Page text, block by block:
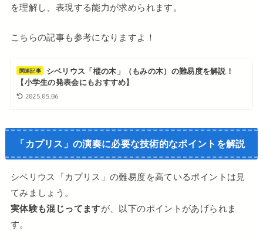
を理解し、表現する能力が求められます。
こちらの記事も参考になりますよ！
関連記事
シベリウス「樅の木」（もみの木）の難易度を解説！
【小学生の発表会にもおすすめ】
2025.05.06
「カプリス」の演奏に必要な技術的なポイントを解説
シベリウス「カプリス」の難易度を高ているポイントは見
てみましょう。
実体験も混じってますが、以下のポイントがあげられま
す。